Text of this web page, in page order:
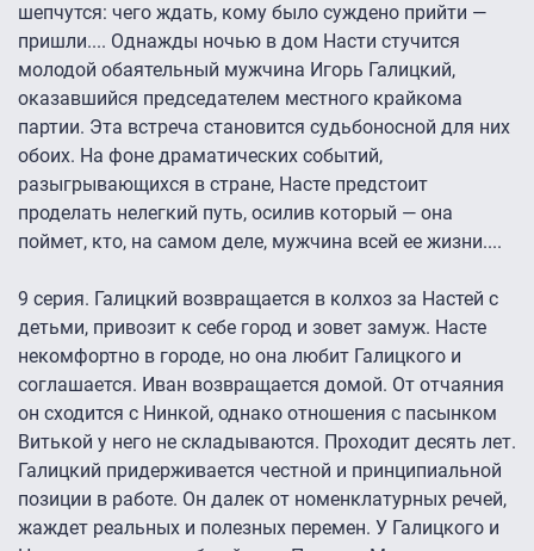
шепчутся: чего ждать, кому было суждено прийти —
пришли.... Однажды ночью в дом Насти стучится
молодой обаятельный мужчина Игорь Галицкий,
оказавшийся председателем местного крайкома
партии. Эта встреча становится судьбоносной для них
обоих. На фоне драматических событий,
разыгрывающихся в стране, Насте предстоит
проделать нелегкий путь, осилив который — она
поймет, кто, на самом деле, мужчина всей ее жизни....
9 серия. Галицкий возвращается в колхоз за Настей с
детьми, привозит к себе город и зовет замуж. Насте
некомфортно в городе, но она любит Галицкого и
соглашается. Иван возвращается домой. От отчаяния
он сходится с Нинкой, однако отношения с пасынком
Витькой у него не складываются. Проходит десять лет.
Галицкий придерживается честной и принципиальной
позиции в работе. Он далек от номенклатурных речей,
жаждет реальных и полезных перемен. У Галицкого и